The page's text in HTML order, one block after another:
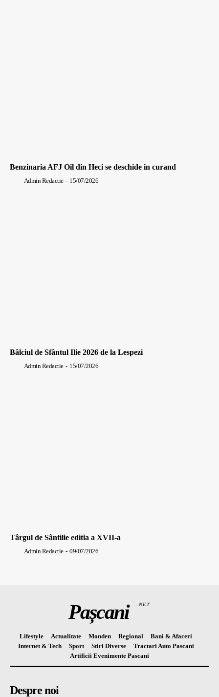
Benzinaria AFJ Oil din Heci se deschide in curand
Admin Redactie - 15/07/2026
Bâlciul de Sfântul Ilie 2026 de la Lespezi
Admin Redactie - 15/07/2026
Târgul de Sântilie editia a XVII-a
Admin Redactie - 09/07/2026
Pașcani .NET
Lifestyle Actualitate Monden Regional
Bani & Afaceri
Internet & Tech
Sport Stiri Diverse
Tractari Auto Pascani
Artificii Evenimente Pascani
Despre noi